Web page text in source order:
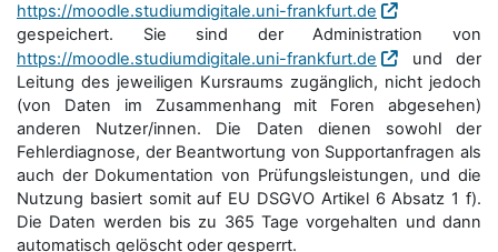
https://moodle.studiumdigitale.uni-frankfurt.de
gespeichert. Sie sind der Administration von
https://moodle.studiumdigitale.uni-frankfurt.de
und der
Leitung des jeweiligen Kursraums zugänglich, nicht jedoch
(von Daten im Zusammenhang mit Foren abgesehen)
anderen Nutzer/innen. Die Daten dienen sowohl der
Fehlerdiagnose, der Beantwortung von Supportanfragen als
auch der Dokumentation von Prüfungsleistungen, und die
Nutzung basiert somit auf EU DSGVO Artikel 6 Absatz 1 f).
Die Daten werden bis zu 365 Tage vorgehalten und dann
automatisch gelöscht oder gesperrt.